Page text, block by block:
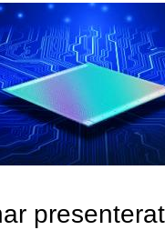
presenterat